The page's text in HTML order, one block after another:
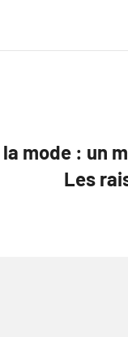
mode : un
Les